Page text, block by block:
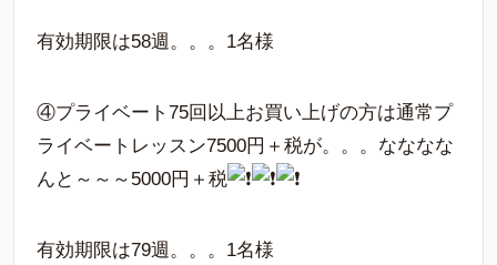
有効期限は58週。。。1名様
④プライベート75回以上お買い上げの方は通常プ
ライベートレッスン7500円＋税が。。。なななな
んと～～～5000円＋税
有効期限は79週。。。1名様